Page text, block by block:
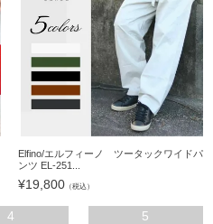
Elfino/エルフィーノ ツータックワイドパ
ンツ EL-251...
¥19,800 （税込）
4 5